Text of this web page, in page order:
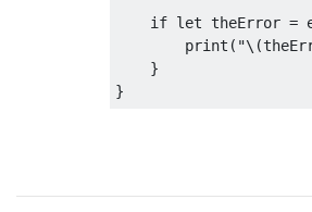
if let theError =
        print
(
}
}